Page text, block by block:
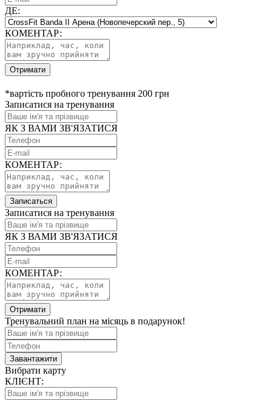
ДЕ:
КОМЕНТАР:
Отримати
*вартість пробного тренування 200 грн
Записатися на тренування
ЯК З ВАМИ ЗВ'ЯЗАТИСЯ
КОМЕНТАР:
Записаться
Записатися на тренування
ЯК З ВАМИ ЗВ'ЯЗАТИСЯ
КОМЕНТАР:
Отримати
Тренувальний план на місяць в подарунок!
Завантажити
Вибрати карту
КЛІЄНТ: